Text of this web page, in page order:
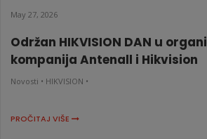
May 27, 2026
Održan HIKVISION DAN u
kompanija Antenall i Hikvision
Novosti • HIKVISION •
PROČITAJ VIŠE